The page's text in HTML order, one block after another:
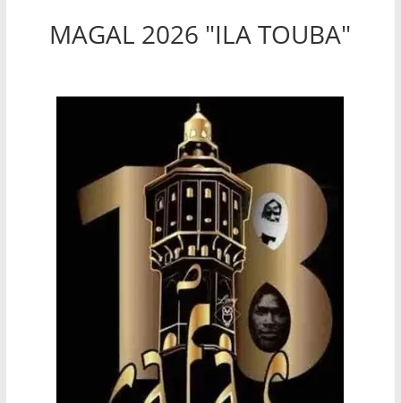
MAGAL 2026 "ILA TOUBA"